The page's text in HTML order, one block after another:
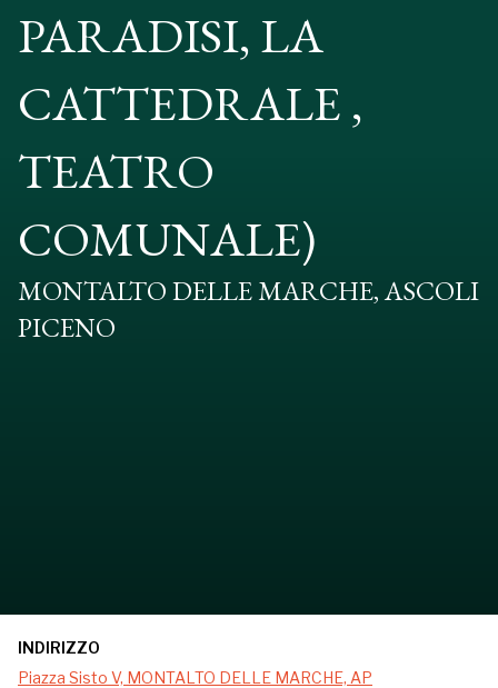
PARADISI, LA
CATTEDRALE ,
TEATRO
COMUNALE)
MONTALTO DELLE MARCHE, ASCOLI
PICENO
INDIRIZZO
Piazza Sisto V, MONTALTO DELLE MARCHE, AP